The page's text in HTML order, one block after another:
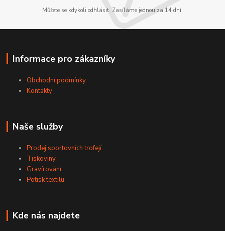
Můžete se kdykoli odhlásit. Zasíláme jednou za 14 dní.
Informace pro zákazníky
Obchodní podmínky
Kontakty
Naše služby
Prodej sportovních trofejí
Tiskoviny
Gravírování
Potisk textilu
Kde nás najdete